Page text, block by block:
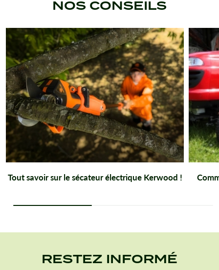
NOS CONSEILS
Tout savoir sur le sécateur électrique Kerwood !
RESTEZ INFORMÉ